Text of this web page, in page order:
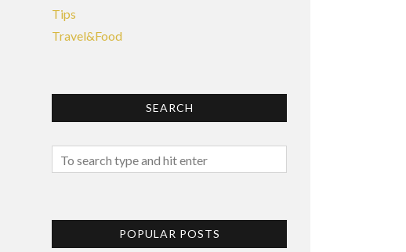
Tips
Travel&Food
SEARCH
POPULAR POSTS